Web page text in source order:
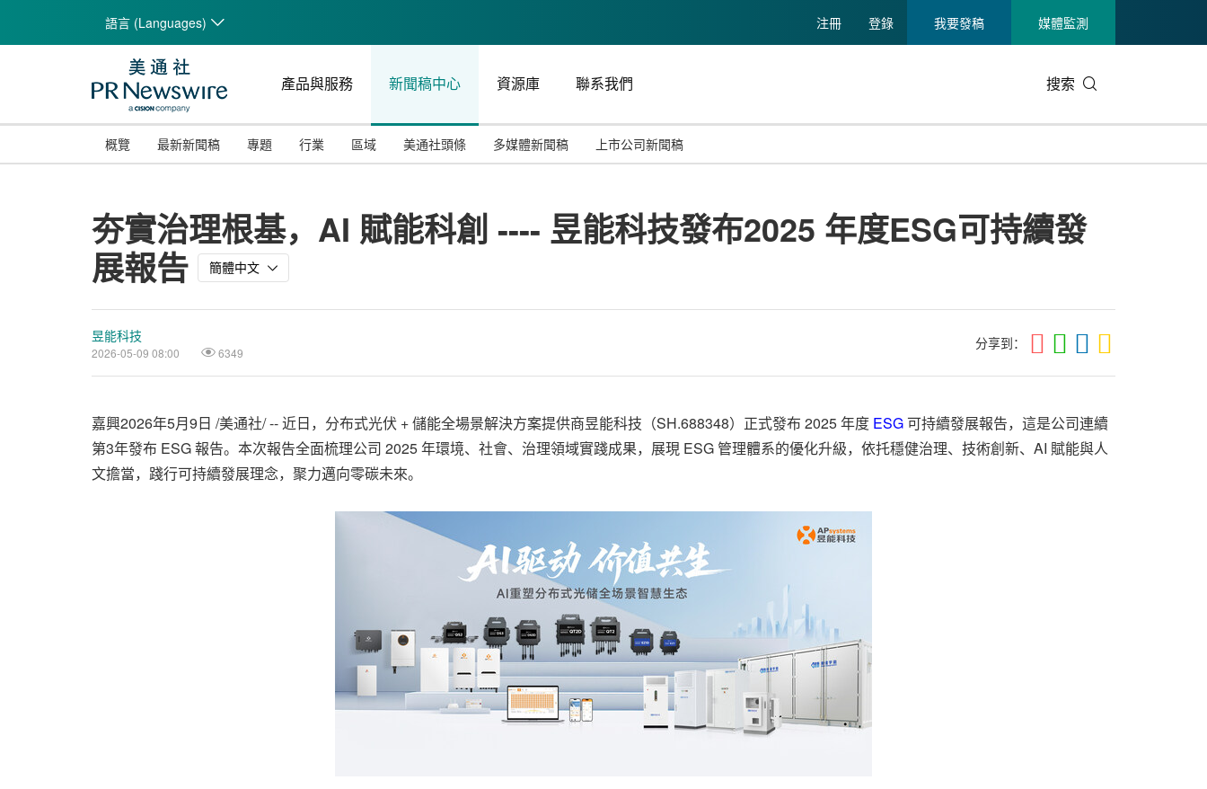
語言 (Languages) 注冊 登錄 我要發稿 媒體監測
產品與服務 新聞稿中心 資源庫 聯系我們 搜索
概覽 最新新聞稿 專題
投資并購
碳中和
行業
能源化工與環保
娛樂時尚與藝術
區域
馬來西亞
新加坡
美通社頭條 多媒體新聞稿 上市公司新聞稿
夯實治理根基，AI 賦能科創 ---- 昱能科技發布2025 年度ESG可持續發
展報告
簡體中文
昱能科技
2026-05-09 08:00 6349
分享到：
嘉興2026年5月9日 /美通社/ -- 近日，分布式光伏 + 儲能全場景解決方案提供商昱能科技（SH.688348）正式發布 2025 年度 ESG 可持續發展報告，這是公司連續
第3年發布 ESG 報告。本次報告全面梳理公司 2025 年環境、社會、治理領域實踐成果，展現 ESG 管理體系的優化升級，依托穩健治理、技術創新、AI 賦能與人
文擔當，踐行可持續發展理念，聚力邁向零碳未來。